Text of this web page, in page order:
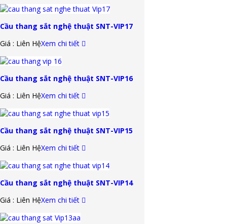
Cầu thang sắt nghệ thuật SNT-VIP17
Giá : Liên HệXem chi tiết
Cầu thang sắt nghệ thuật SNT-VIP16
Giá : Liên HệXem chi tiết
Cầu thang sắt nghệ thuật SNT-VIP15
Giá : Liên HệXem chi tiết
Cầu thang sắt nghệ thuật SNT-VIP14
Giá : Liên HệXem chi tiết